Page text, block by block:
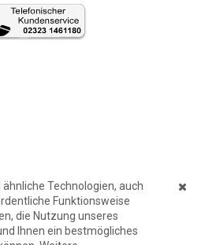
Technologien, auch
Funktionsweise
die Nutzung unseres
Ihnen ein bestmögliches